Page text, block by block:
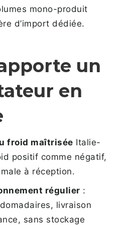
mono-produit
d’import dédiée.
un
en
froid maîtrisée Italie-
positif comme négatif,
à réception.
régulier :
livraison
sans stockage